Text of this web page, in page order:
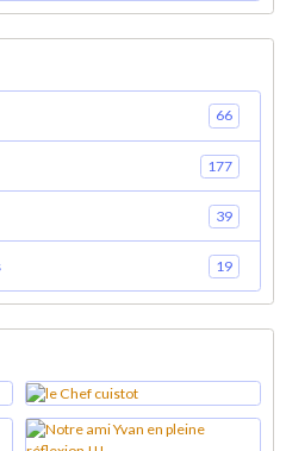
66
177
39
19